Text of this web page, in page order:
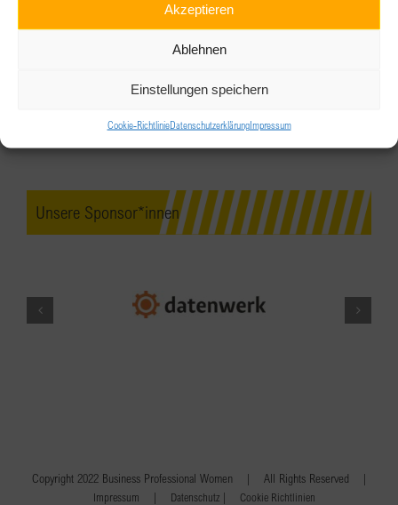
Akzeptieren
Ablehnen
Einstellungen speichern
Cookie-RichtlinieDatenschutzerklärungImpressum
Unsere Sponsor*innen
Copyright 2022 Business Professional Women | All Rights Reserved |
Impressum | Datenschutz | Cookie Richtlinien